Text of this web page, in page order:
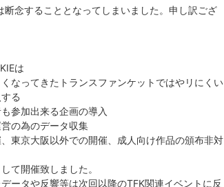
断念することとなってしまいました。申し訳ござ
は
くなってきたトランスファンケットではやリにくい
る
も参加出来る企画の導入
営の為のデータ収集
東京大阪以外での開催、成人向け作品の頒布非対
て開催致しました。
ータや反響等は次回以降のTFK関連イベントに反